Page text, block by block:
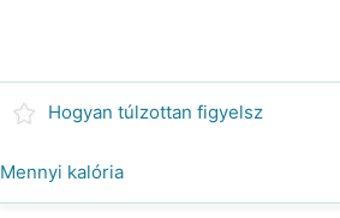
Hogyan túlzottan figyelsz
Mennyi kalória